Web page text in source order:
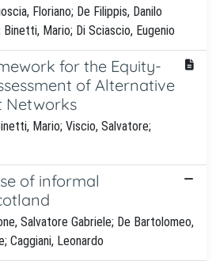
Floriano; De Filippis, Danilo
Binetti, Mario; Di Sciascio, Eugenio
for the Equity-
of Alternative
Networks
Mario; Viscio, Salvatore;
of informal
Salvatore Gabriele; De Bartolomeo,
Caggiani, Leonardo